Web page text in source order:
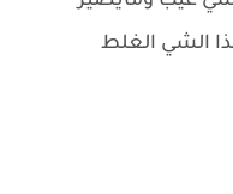
الشي الغلط